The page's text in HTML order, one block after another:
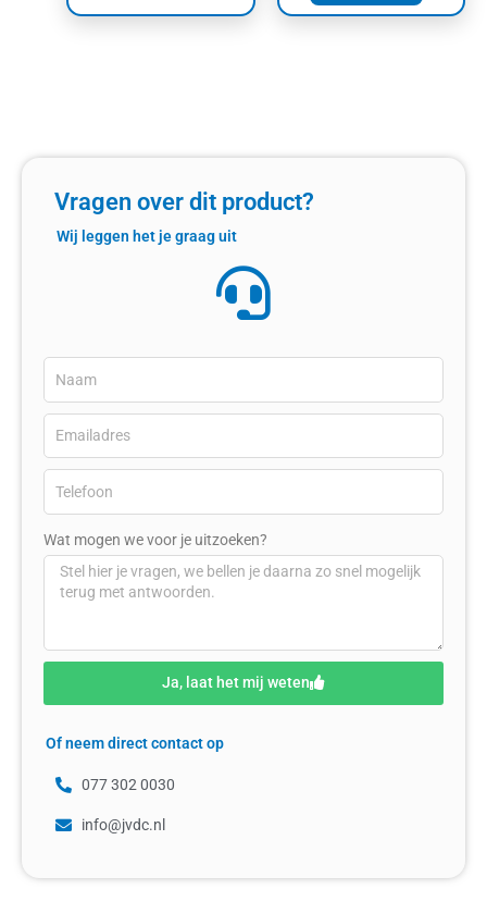
Vragen over dit product?
Wij leggen het je graag uit
Wat mogen we voor je uitzoeken?
Ja, laat het mij weten
Of neem direct contact op
077 302 0030
info@jvdc.nl